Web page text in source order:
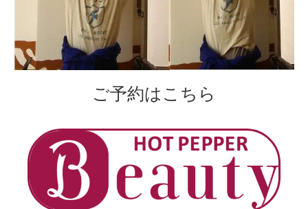
ご予約はこちら